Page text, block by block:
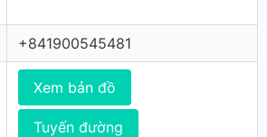
+841900545481
Xem bản đồ
Tuyến đường